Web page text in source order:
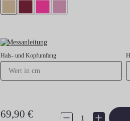
Messanleitung
Hals- und Kopfumfang
69,90 € Produkt Anzahl: Gib den